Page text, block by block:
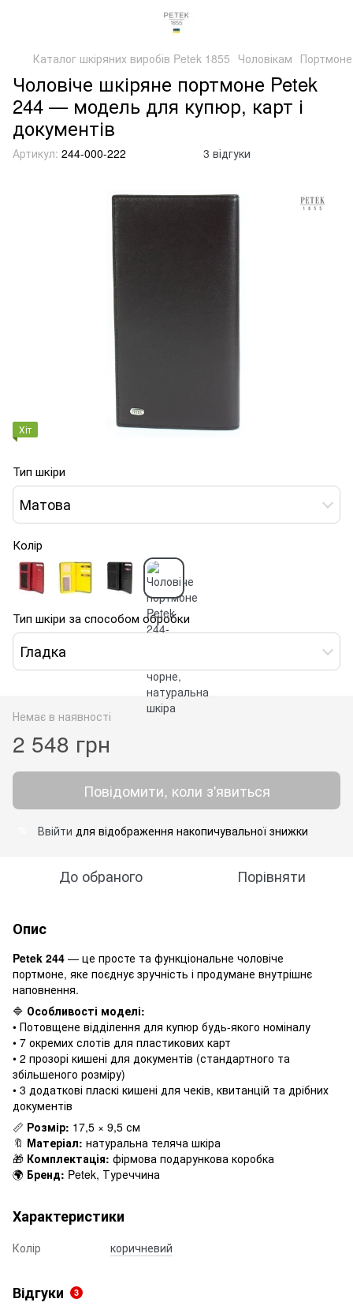
Каталог шкіряних виробів Petek 1855 Чоловікам Портмоне
Чоловіче шкіряне портмоне Petek
244 — модель для купюр, карт і
документів
Артикул: 244-000-222 3 відгуки
Хіт
Тип шкіри
Матова
Колір
Тип шкіри за способом обробки
Гладка
Немає в наявності
2 548 грн
Повідомити, коли з'явиться
Ввійти для відображення накопичувальної знижки
До обраного Порівняти
Опис
Petek 244 — це просте та функціональне чоловіче
портмоне, яке поєднує зручність і продумане внутрішнє
наповнення.
🔷 Особливості моделі:
• Потовщене відділення для купюр будь-якого номіналу
• 7 окремих слотів для пластикових карт
• 2 прозорі кишені для документів (стандартного та
збільшеного розміру)
• 3 додаткові пласкі кишені для чеків, квитанцій та дрібних
документів
📏 Розмір: 17,5 × 9,5 см
🔖 Матеріал: натуральна теляча шкіра
🎁 Комплектація: фірмова подарункова коробка
🌍 Бренд: Petek, Туреччина
Характеристики
Колір коричневий
Відгуки 3